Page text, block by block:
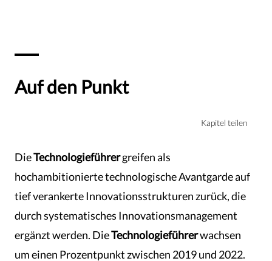
Auf den Punkt
Kapitel teilen
DieTechnologieführergreifen als
hochambitionierte technologische Avantgarde auf
tief verankerte Innovationsstrukturen zurück, die
durch systematisches Innovationsmanagement
ergänzt werden. DieTechnologieführerwachsen
um einen Prozentpunkt zwischen 2019 und 2022.